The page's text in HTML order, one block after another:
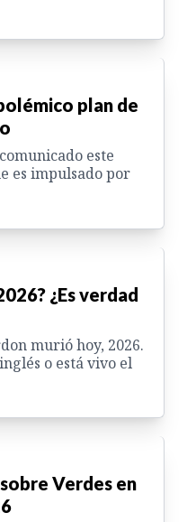
plan de
este
es impulsado por
¿Es verdad
murió hoy, 2026.
o está vivo el
Verdes en